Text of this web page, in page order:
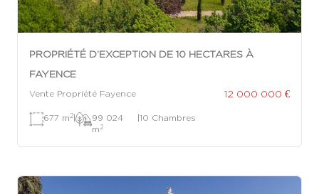
PROPRIÉTÉ D’EXCEPTION DE 10 HECTARES À
FAYENCE
Vente Propriété Fayence 12 000 000 €
677 m 2|
99 024
m 2
|10 Chambres